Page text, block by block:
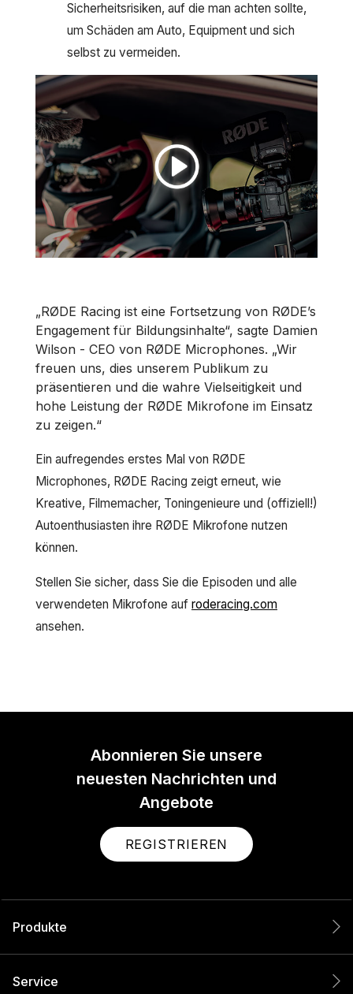
Sicherheitsrisiken, auf die man achten sollte,
um Schäden am Auto, Equipment und sich
selbst zu vermeiden.
„RØDE Racing ist eine Fortsetzung von RØDE’s
Engagement für Bildungsinhalte“, sagte Damien
Wilson - CEO von RØDE Microphones. „Wir
freuen uns, dies unserem Publikum zu
präsentieren und die wahre Vielseitigkeit und
hohe Leistung der RØDE Mikrofone im Einsatz
zu zeigen.“
Ein aufregendes erstes Mal von RØDE
Microphones, RØDE Racing zeigt erneut, wie
Kreative, Filmemacher, Toningenieure und (offiziell!)
Autoenthusiasten ihre RØDE Mikrofone nutzen
können.
Stellen Sie sicher, dass Sie die Episoden und alle
verwendeten Mikrofone auf roderacing.com
ansehen.
Abonnieren Sie unsere
neuesten Nachrichten und
Angebote
REGISTRIEREN
Produkte
Service